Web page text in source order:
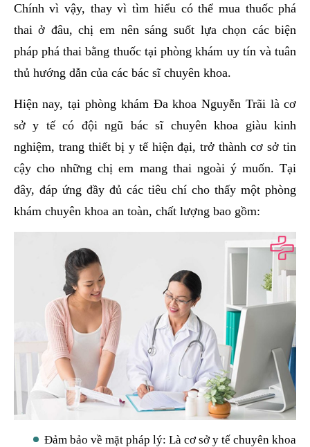
Chính vì vậy, thay vì tìm hiểu có thể mua thuốc phá
thai ở đâu, chị em nên sáng suốt lựa chọn các biện
pháp phá thai bằng thuốc tại phòng khám uy tín và tuân
thủ hướng dẫn của các bác sĩ chuyên khoa.
Hiện nay, tại phòng khám Đa khoa Nguyễn Trãi là cơ
sở y tế có đội ngũ bác sĩ chuyên khoa giàu kinh
nghiệm, trang thiết bị y tế hiện đại, trở thành cơ sở tin
cậy cho những chị em mang thai ngoài ý muốn. Tại
đây, đáp ứng đầy đủ các tiêu chí cho thấy một phòng
khám chuyên khoa an toàn, chất lượng bao gồm:
Đảm bảo về mặt pháp lý: Là cơ sở y tế chuyên khoa